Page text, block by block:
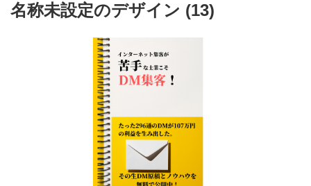
名称未設定のデザイン (13)